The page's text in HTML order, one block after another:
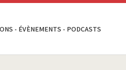
- ÉVÈNEMENTS - PODCASTS